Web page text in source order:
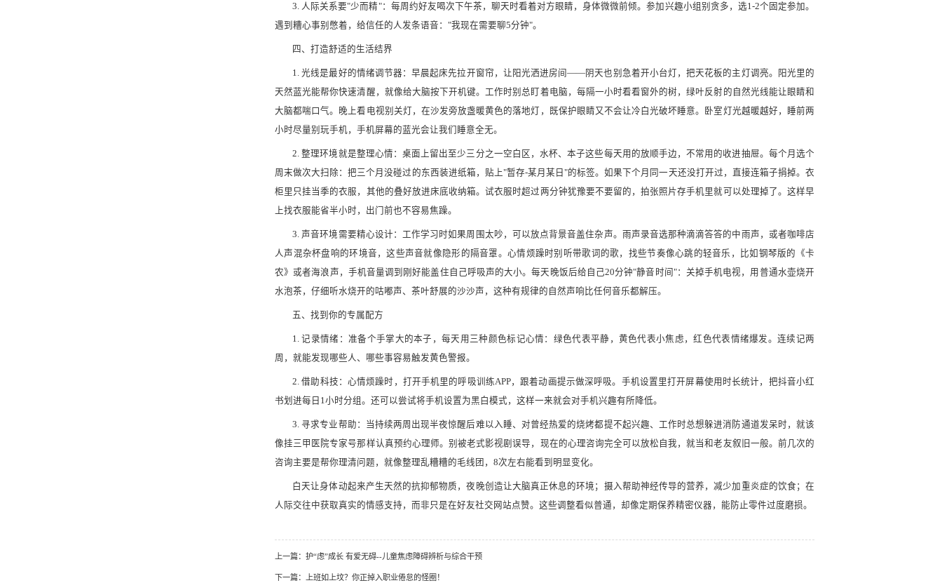
3. 人际关系要"少而精"：每周约好友喝次下午茶，聊天时看着对方眼睛，身体微微前倾。参加兴趣小组别贪多，选1-2个固定参加。
遇到糟心事别憋着，给信任的人发条语音："我现在需要聊5分钟"。
四、打造舒适的生活结界
1. 光线是最好的情绪调节器：早晨起床先拉开窗帘，让阳光洒进房间——阴天也别急着开小台灯，把天花板的主灯调亮。阳光里的
天然蓝光能帮你快速清醒，就像给大脑按下开机键。工作时别总盯着电脑，每隔一小时看看窗外的树，绿叶反射的自然光线能让眼睛和
大脑都喘口气。晚上看电视别关灯，在沙发旁放盏暖黄色的落地灯，既保护眼睛又不会让冷白光破坏睡意。卧室灯光越暖越好，睡前两
小时尽量别玩手机，手机屏幕的蓝光会让我们睡意全无。
2. 整理环境就是整理心情：桌面上留出至少三分之一空白区，水杯、本子这些每天用的放顺手边，不常用的收进抽屉。每个月选个
周末做次大扫除：把三个月没碰过的东西装进纸箱，贴上"暂存-某月某日"的标签。如果下个月同一天还没打开过，直接连箱子捐掉。衣
柜里只挂当季的衣服，其他的叠好放进床底收纳箱。试衣服时超过两分钟犹豫要不要留的，拍张照片存手机里就可以处理掉了。这样早
上找衣服能省半小时，出门前也不容易焦躁。
3. 声音环境需要精心设计：工作学习时如果周围太吵，可以放点背景音盖住杂声。雨声录音选那种滴滴答答的中雨声，或者咖啡店
人声混杂杯盘响的环境音，这些声音就像隐形的隔音罩。心情烦躁时别听带歌词的歌，找些节奏像心跳的轻音乐，比如钢琴版的《卡
农》或者海浪声，手机音量调到刚好能盖住自己呼吸声的大小。每天晚饭后给自己20分钟"静音时间"：关掉手机电视，用普通水壶烧开
水泡茶，仔细听水烧开的咕嘟声、茶叶舒展的沙沙声，这种有规律的自然声响比任何音乐都解压。
五、找到你的专属配方
1. 记录情绪：准备个手掌大的本子，每天用三种颜色标记心情：绿色代表平静，黄色代表小焦虑，红色代表情绪爆发。连续记两
周，就能发现哪些人、哪些事容易触发黄色警报。
2. 借助科技：心情烦躁时，打开手机里的呼吸训练APP，跟着动画提示做深呼吸。手机设置里打开屏幕使用时长统计，把抖音小红
书划进每日1小时分组。还可以尝试将手机设置为黑白模式，这样一来就会对手机兴趣有所降低。
3. 寻求专业帮助：当持续两周出现半夜惊醒后难以入睡、对曾经热爱的烧烤都提不起兴趣、工作时总想躲进消防通道发呆时，就该
像挂三甲医院专家号那样认真预约心理师。别被老式影视剧误导，现在的心理咨询完全可以放松自我，就当和老友叙旧一般。前几次的
咨询主要是帮你理清问题，就像整理乱糟糟的毛线团，8次左右能看到明显变化。
白天让身体动起来产生天然的抗抑郁物质，夜晚创造让大脑真正休息的环境；摄入帮助神经传导的营养，减少加重炎症的饮食；在
人际交往中获取真实的情感支持，而非只是在好友社交网站点赞。这些调整看似普通，却像定期保养精密仪器，能防止零件过度磨损。
上一篇： 护“虑”成长 有爱无碍--儿童焦虑障碍辨析与综合干预
下一篇： 上班如上坟？你正掉入职业倦怠的怪圈！